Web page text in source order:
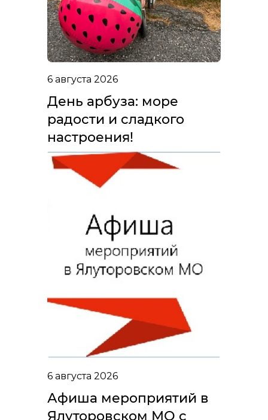
6 августа 2026
День арбуза: море
радости и сладкого
настроения!
6 августа 2026
Афиша мероприятий в
Ялуторовском МО с